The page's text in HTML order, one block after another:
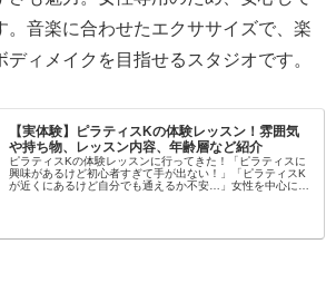
。音楽に合わせたエクササイズで、楽
ディメイクを目指せるスタジオです。
【実体験】ピラティスKの体験レッスン！雰囲気
や持ち物、レッスン内容、年齢層など紹介
ピラティスKの体験レッスンに行ってきた！「ピラティスに
興味があるけど初心者すぎて手が出ない！」「ピラティスK
が近くにあるけど自分でも通えるか不安…」女性を中心に大